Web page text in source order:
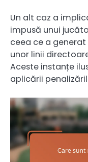
Un alt caz a
impusă unui
ceea ce a
unor linii
Aceste instanțe
aplicării